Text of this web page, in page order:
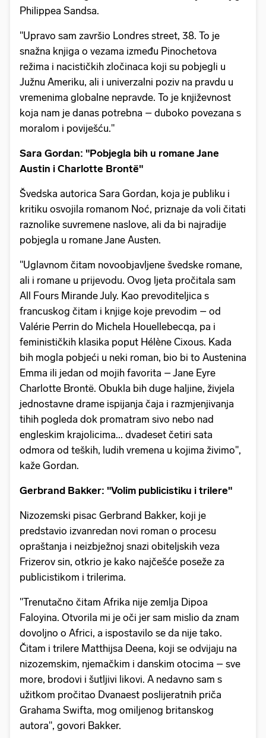
Philippea Sandsa.
"Upravo sam završio Londres street, 38. To je
snažna knjiga o vezama između Pinochetova
režima i nacističkih zločinaca koji su pobjegli u
Južnu Ameriku, ali i univerzalni poziv na pravdu u
vremenima globalne nepravde. To je književnost
koja nam je danas potrebna – duboko povezana s
moralom i poviješću."
Sara Gordan: "Pobjegla bih u romane Jane
Austin i Charlotte Brontë"
Švedska autorica Sara Gordan, koja je publiku i
kritiku osvojila romanom Noć, priznaje da voli čitati
raznolike suvremene naslove, ali da bi najradije
pobjegla u romane Jane Austen.
"Uglavnom čitam novoobjavljene švedske romane,
ali i romane u prijevodu. Ovog ljeta pročitala sam
All Fours Mirande July. Kao prevoditeljica s
francuskog čitam i knjige koje prevodim – od
Valérie Perrin do Michela Houellebecqa, pa i
feminističkih klasika poput Hélène Cixous. Kada
bih mogla pobjeći u neki roman, bio bi to Austenina
Emma ili jedan od mojih favorita – Jane Eyre
Charlotte Brontë. Obukla bih duge haljine, živjela
jednostavne drame ispijanja čaja i razmjenjivanja
tihih pogleda dok promatram sivo nebo nad
engleskim krajolicima... dvadeset četiri sata
odmora od teških, ludih vremena u kojima živimo",
kaže Gordan.
Gerbrand Bakker: "Volim publicistiku i trilere"
Nizozemski pisac Gerbrand Bakker, koji je
predstavio izvanredan novi roman o procesu
opraštanja i neizbježnoj snazi obiteljskih veza
Frizerov sin, otkrio je kako najčešće poseže za
publicistikom i trilerima.
"Trenutačno čitam Afrika nije zemlja Dipoa
Faloyina. Otvorila mi je oči jer sam mislio da znam
dovoljno o Africi, a ispostavilo se da nije tako.
Čitam i trilere Matthijsa Deena, koji se odvijaju na
nizozemskim, njemačkim i danskim otocima – sve
more, brodovi i šutljivi likovi. A nedavno sam s
užitkom pročitao Dvanaest poslijeratnih priča
Grahama Swifta, mog omiljenog britanskog
autora", govori Bakker.